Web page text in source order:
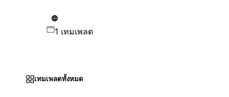
1 เทมเพลต
เทมเพลตทั้งหมด